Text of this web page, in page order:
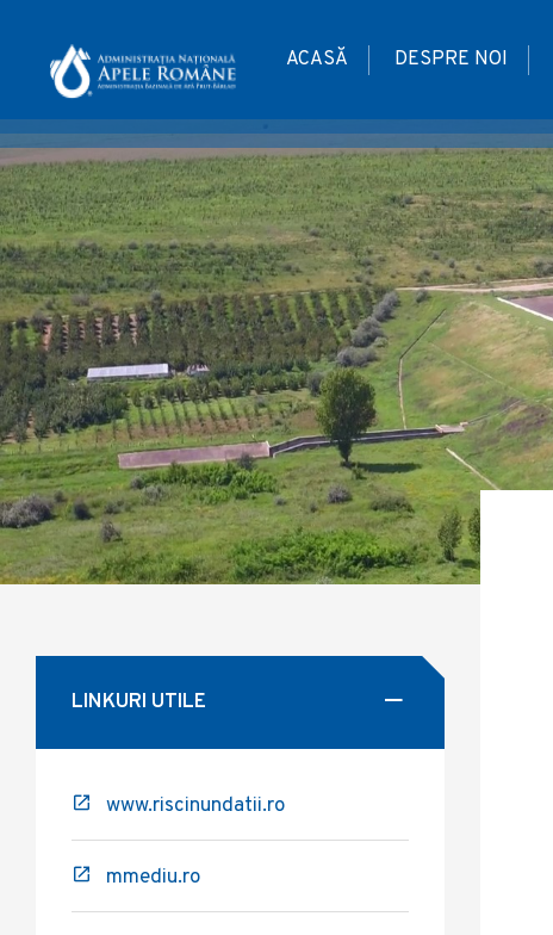
ACASĂ DESPRE NOI
LINKURI UTILE
www.riscinundatii.ro
mmediu.ro